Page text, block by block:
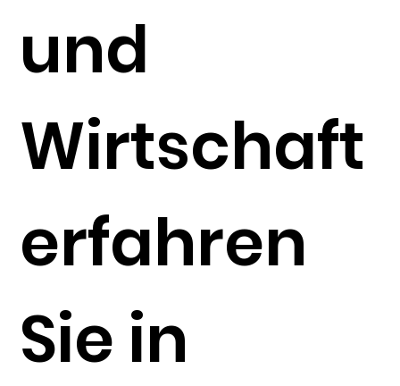
und
Wirtschaft
erfahren
Sie in